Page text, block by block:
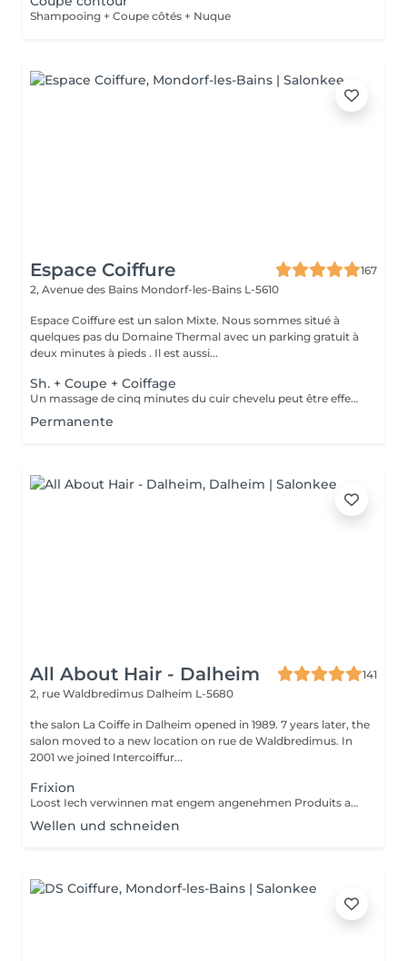
Shampooing + Coupe côtés + Nuque
Espace Coiffure
167
2, Avenue des Bains Mondorf-les-Bains L-5610
Espace Coiffure est un salon Mixte. Nous sommes situé à
quelques pas du Domaine Thermal avec un parking gratuit à
deux minutes à pieds . Il est aussi...
Sh. + Coupe + Coiffage
Un massage de cinq minutes du cuir chevelu peut être effectué avec ou sans soin, selon votre souhait.
Permanente
All About Hair - Dalheim
141
2, rue Waldbredimus Dalheim L-5680
the salon La Coiffe in Dalheim opened in 1989. 7 years later, the
salon moved to a new location on rue de Waldbredimus. In
2001 we joined Intercoiffur...
Frixion
Loost Iech verwinnen mat engem angenehmen Produits an enger gudder Massage.
Wellen und schneiden